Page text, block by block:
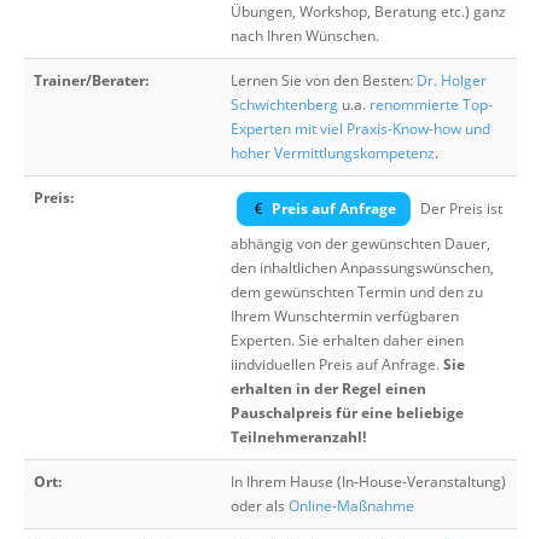
Übungen, Workshop, Beratung etc.) ganz
nach Ihren Wünschen.
Trainer/Berater: Lernen Sie von den Besten: Dr. Holger
Schwichtenberg u.a. renommierte Top-
Experten mit viel Praxis-Know-how und
hoher Vermittlungskompetenz.
Preis:
Preis auf Anfrage
Der Preis ist
abhängig von der gewünschten Dauer,
den inhaltlichen Anpassungswünschen,
dem gewünschten Termin und den zu
Ihrem Wunschtermin verfügbaren
Experten. Sie erhalten daher einen
iindviduellen Preis auf Anfrage.Sie
erhalten in der Regel einen
Pauschalpreis für eine beliebige
Teilnehmeranzahl!
Ort:
In Ihrem Hause (In-House-Veranstaltung)
oder als Online-Maßnahme